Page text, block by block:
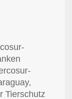
Tierschutz